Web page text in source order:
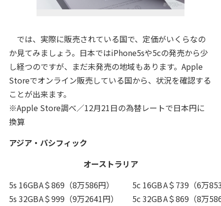
では、実際に販売されている国で、定価がいくらなの
か見てみましょう。日本ではiPhone5sや5cの発売から少
し経つのですが、まだ未発売の地域もあります。Apple
Storeでオンライン販売している国から、状況を確認する
ことが出来ます。
※Apple Store調べ／12月21日の為替レートで日本円に
換算
アジア・パシフィック
オーストラリア
5s 16GBA＄869（8万586円） 5c 16GBA＄739（6万
5s 32GBA＄999（9万2641円） 5c 32GBA＄869（8万